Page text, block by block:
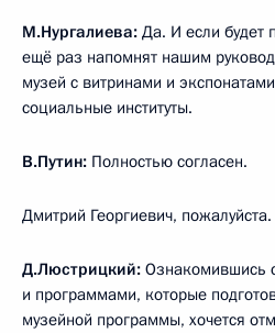
М.Нургалиева: Да. И если будет
ещё раз напомнят нашим
музей с витринами и
социальные институты.
В.Путин: Полностью согласен.
Дмитрий Георгиевич, пожалуйста.
Д.Люстрицкий: Ознакомившись
и программами, которые
музейной программы, хочется